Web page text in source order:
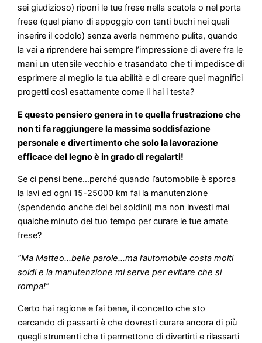
sei giudizioso) riponi le tue frese nella scatola o nel porta
frese (quel piano di appoggio con tanti buchi nei quali
inserire il codolo) senza averla nemmeno pulita, quando
la vai a riprendere hai sempre l’impressione di avere fra le
mani un utensile vecchio e trasandato che ti impedisce di
esprimere al meglio la tua abilità e di creare quei magnifici
progetti così esattamente come li hai i testa?
E questo pensiero genera in te quella frustrazione che
non ti fa raggiungere la massima soddisfazione
personale e divertimento che solo la lavorazione
efficace del legno è in grado di regalarti!
Se ci pensi bene…perché quando l’automobile è sporca
la lavi ed ogni 15-25000 km fai la manutenzione
(spendendo anche dei bei soldini) ma non investi mai
qualche minuto del tuo tempo per curare le tue amate
frese?
“Ma Matteo…belle parole…ma l’automobile costa molti
soldi e la manutenzione mi serve per evitare che si
rompa!”
Certo hai ragione e fai bene, il concetto che sto
cercando di passarti è che dovresti curare ancora di più
quegli strumenti che ti permettono di divertirti e rilassarti